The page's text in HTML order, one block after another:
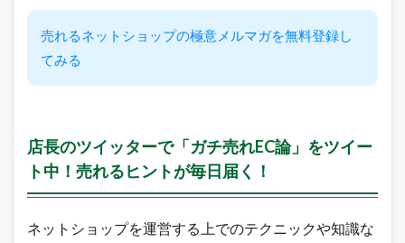
o
0
売
筋
キ
ン
グ
売れるネットショップの極意メルマガを無料登録し
てみる
店長のツイッターで「ガチ売れEC論」をツイー
ト中！売れるヒントが毎日届く！
ネットショップを運営する上でのテクニックや知識な